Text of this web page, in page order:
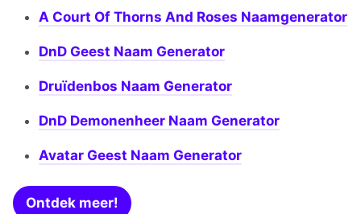
A Court Of Thorns And Roses Naamgenerator
DnD Geest Naam Generator
Druïdenbos Naam Generator
DnD Demonenheer Naam Generator
Avatar Geest Naam Generator
Ontdek meer!